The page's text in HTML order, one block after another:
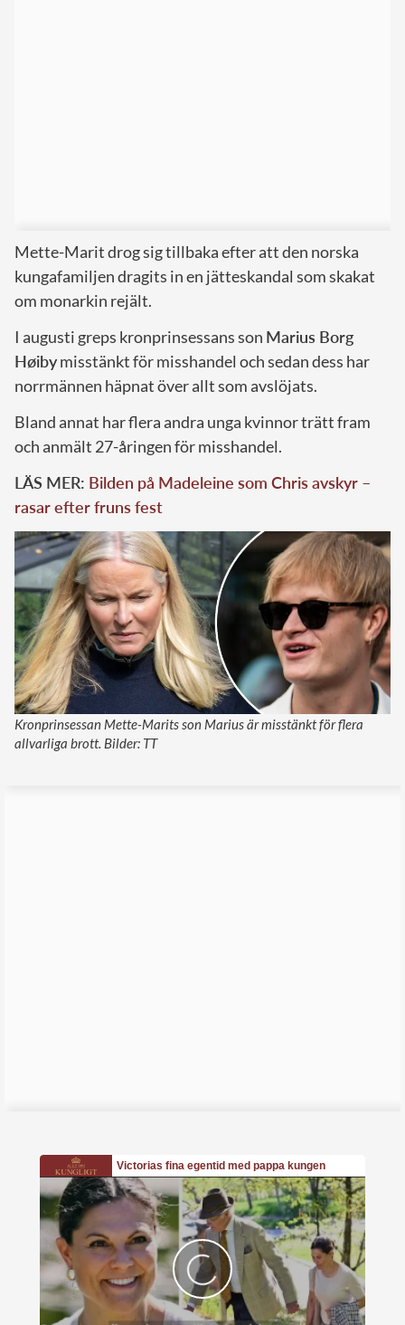
Mette-Marit drog sig tillbaka efter att den norska
kungafamiljen dragits in en jätteskandal som skakat
om monarkin rejält.
I augusti greps kronprinsessans son Marius Borg
Høibymisstänkt för misshandel och sedan dess har
norrmännen häpnat över allt som avslöjats.
Bland annat har flera andra unga kvinnor trätt fram
och anmält 27-åringen för misshandel.
LÄS MER: Bilden på Madeleine som Chris avskyr –
rasar efter fruns fest
Kronprinsessan Mette-Marits son Marius är misstänkt för flera
allvarliga brott. Bilder: TT